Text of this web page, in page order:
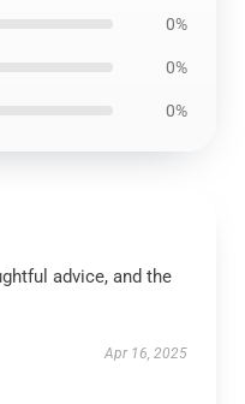
0%
0%
0%
advice, and the
Apr 16, 2025